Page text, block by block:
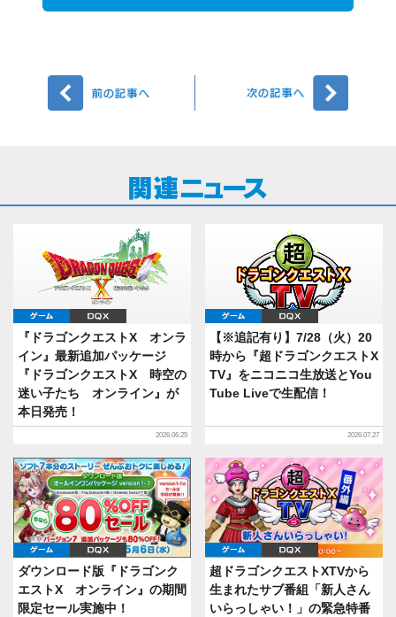
ゲーム
『ドラゴンクエストX オンラ
イン』最新追加パッケージ
『ドラゴンクエストX 時空の
迷い子たち オンライン』が
本日発売！
2026.06.25
ゲーム
【※追記有り】7/28（火）20
時から『超ドラゴンクエストX
TV』をニコニコ生放送とYou
Tube Liveで生配信！
2026.07.27
ゲーム DQX
ダウンロード版『ドラゴンク
エストX オンライン』の期間
限定セール実施中！
ゲーム DQX
超ドラゴンクエストXTVから
生まれたサブ番組「新人さん
いらっしゃい！」の緊急特番